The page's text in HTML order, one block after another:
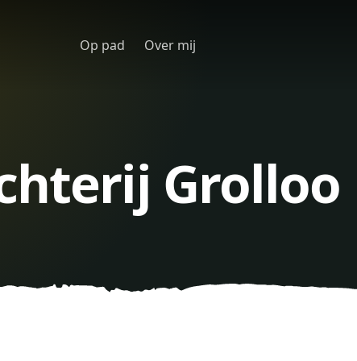
Op pad Over mij
Grolloo